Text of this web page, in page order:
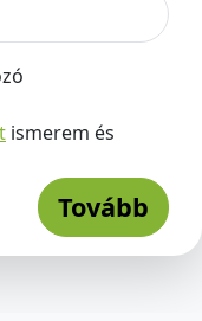
ismerem és
Tovább